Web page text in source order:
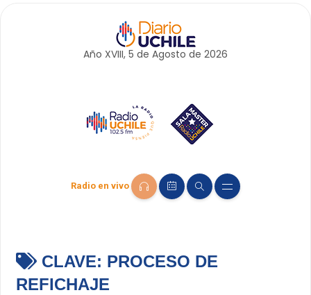
Año XVIII, 5 de Agosto de 2026
Radio en vivo
CLAVE: PROCESO DE
REFICHAJE